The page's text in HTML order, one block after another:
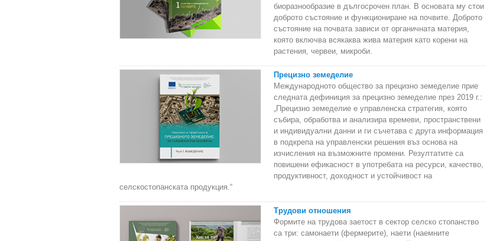
биоразнообразие в дългосрочен план. В основата му стои
доброто състояние и функциониране на почвите. Доброто
състояние на почвата зависи от органичната материя,
която включва всякаква жива материя като корени на
растения, червеи, микроби.
Прецизно земеделие
Международното общество за прецизно земеделие прие
следната дефиниция за прецизно земеделие през 2019 г.:
„Прецизно земеделие е управленска стратегия, която
събира, обработва и анализира времеви, пространствени
и индивидуални данни и ги съчетава с друга информация
в подкрепа на управленски решения въз основа на
изчисления на възможните промени. Резултатите са
повишени ефикасност в употребата на ресурси, качество,
продуктивност, доходност и устойчивост на
селскостопанската продукция.“
Трудови отношения
Формите на трудова заетост в сектор селско стопанство
са три: самонаети (фермерите), наети (наемните